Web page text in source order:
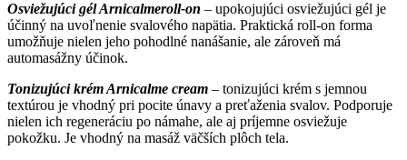
Osviežujúci gél Arnicalmeroll-on – upokojujúci osviežujúci gél je
účinný na uvoľnenie svalového napätia. Praktická roll-on forma
umožňuje nielen jeho pohodlné nanášanie, ale zároveň má
automasážny účinok.
Tonizujúci krém Arnicalme cream – tonizujúci krém s jemnou
textúrou je vhodný pri pocite únavy a preťaženia svalov. Podporuje
nielen ich regeneráciu po námahe, ale aj príjemne osviežuje
pokožku. Je vhodný na masáž väčších plôch tela.